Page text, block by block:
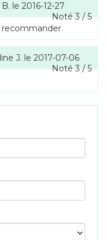
le 2016-12-27
Noté3/5
J. le 2017-07-06
Noté3/5